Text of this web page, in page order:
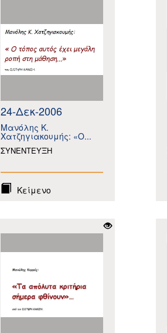
24-Δεκ-2006
Μανόλης Κ.
Χατζηγιακουμής: «Ο...
ΣΥΝΕΝΤΕΥΞΗ
Κείμενο